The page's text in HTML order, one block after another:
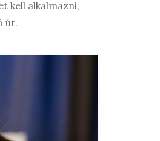
kell alkalmazni,
út.